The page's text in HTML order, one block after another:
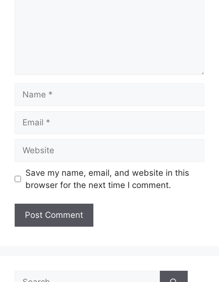
Save my name, email, and website in this
browser for the next time I comment.
Search